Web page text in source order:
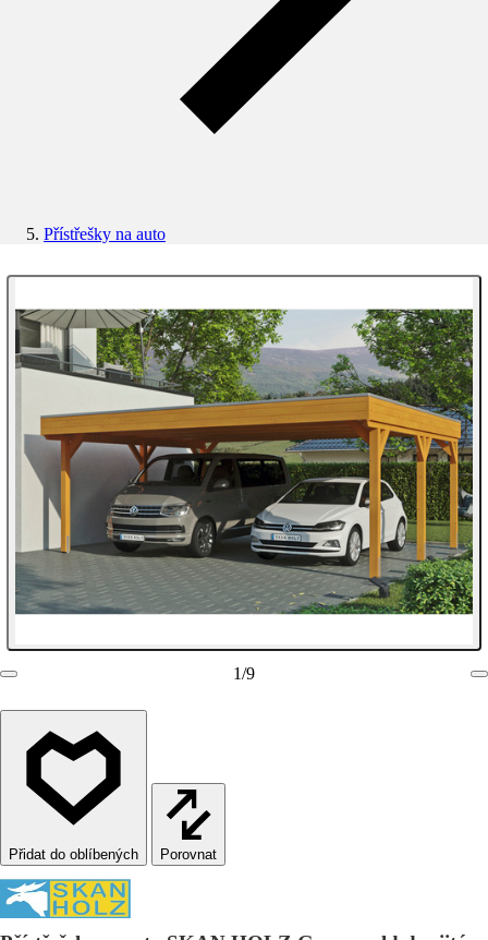
Přístřešky na auto
1/9
Porovnat